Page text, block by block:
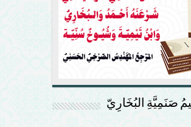
صَنَمِيَّةِ البُخَارِيّ